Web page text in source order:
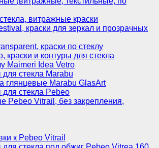
витражные краски
краски для зеркал и прозрачных
краски по стеклу
краски и контуры для стекла
Maimeri Idea Vetro
для стекла Marabu
глянцевые Marabu GlasArt
для стекла Pebeo
Pebeo Vitrail, без закрепления,
к Pebeo Vitrail